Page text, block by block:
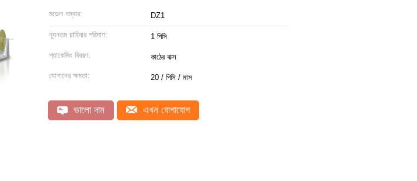
মডেল নম্বার: DZ1
ন্যূনতম চাহিদার পরিমাণ: 1 পিসি
প্যাকেজিং বিবরণ: কাঠের বাক্স
যোগানের ক্ষমতা: 20 / পিসি / মাস
ভালো দাম এখন যোগাযোগ